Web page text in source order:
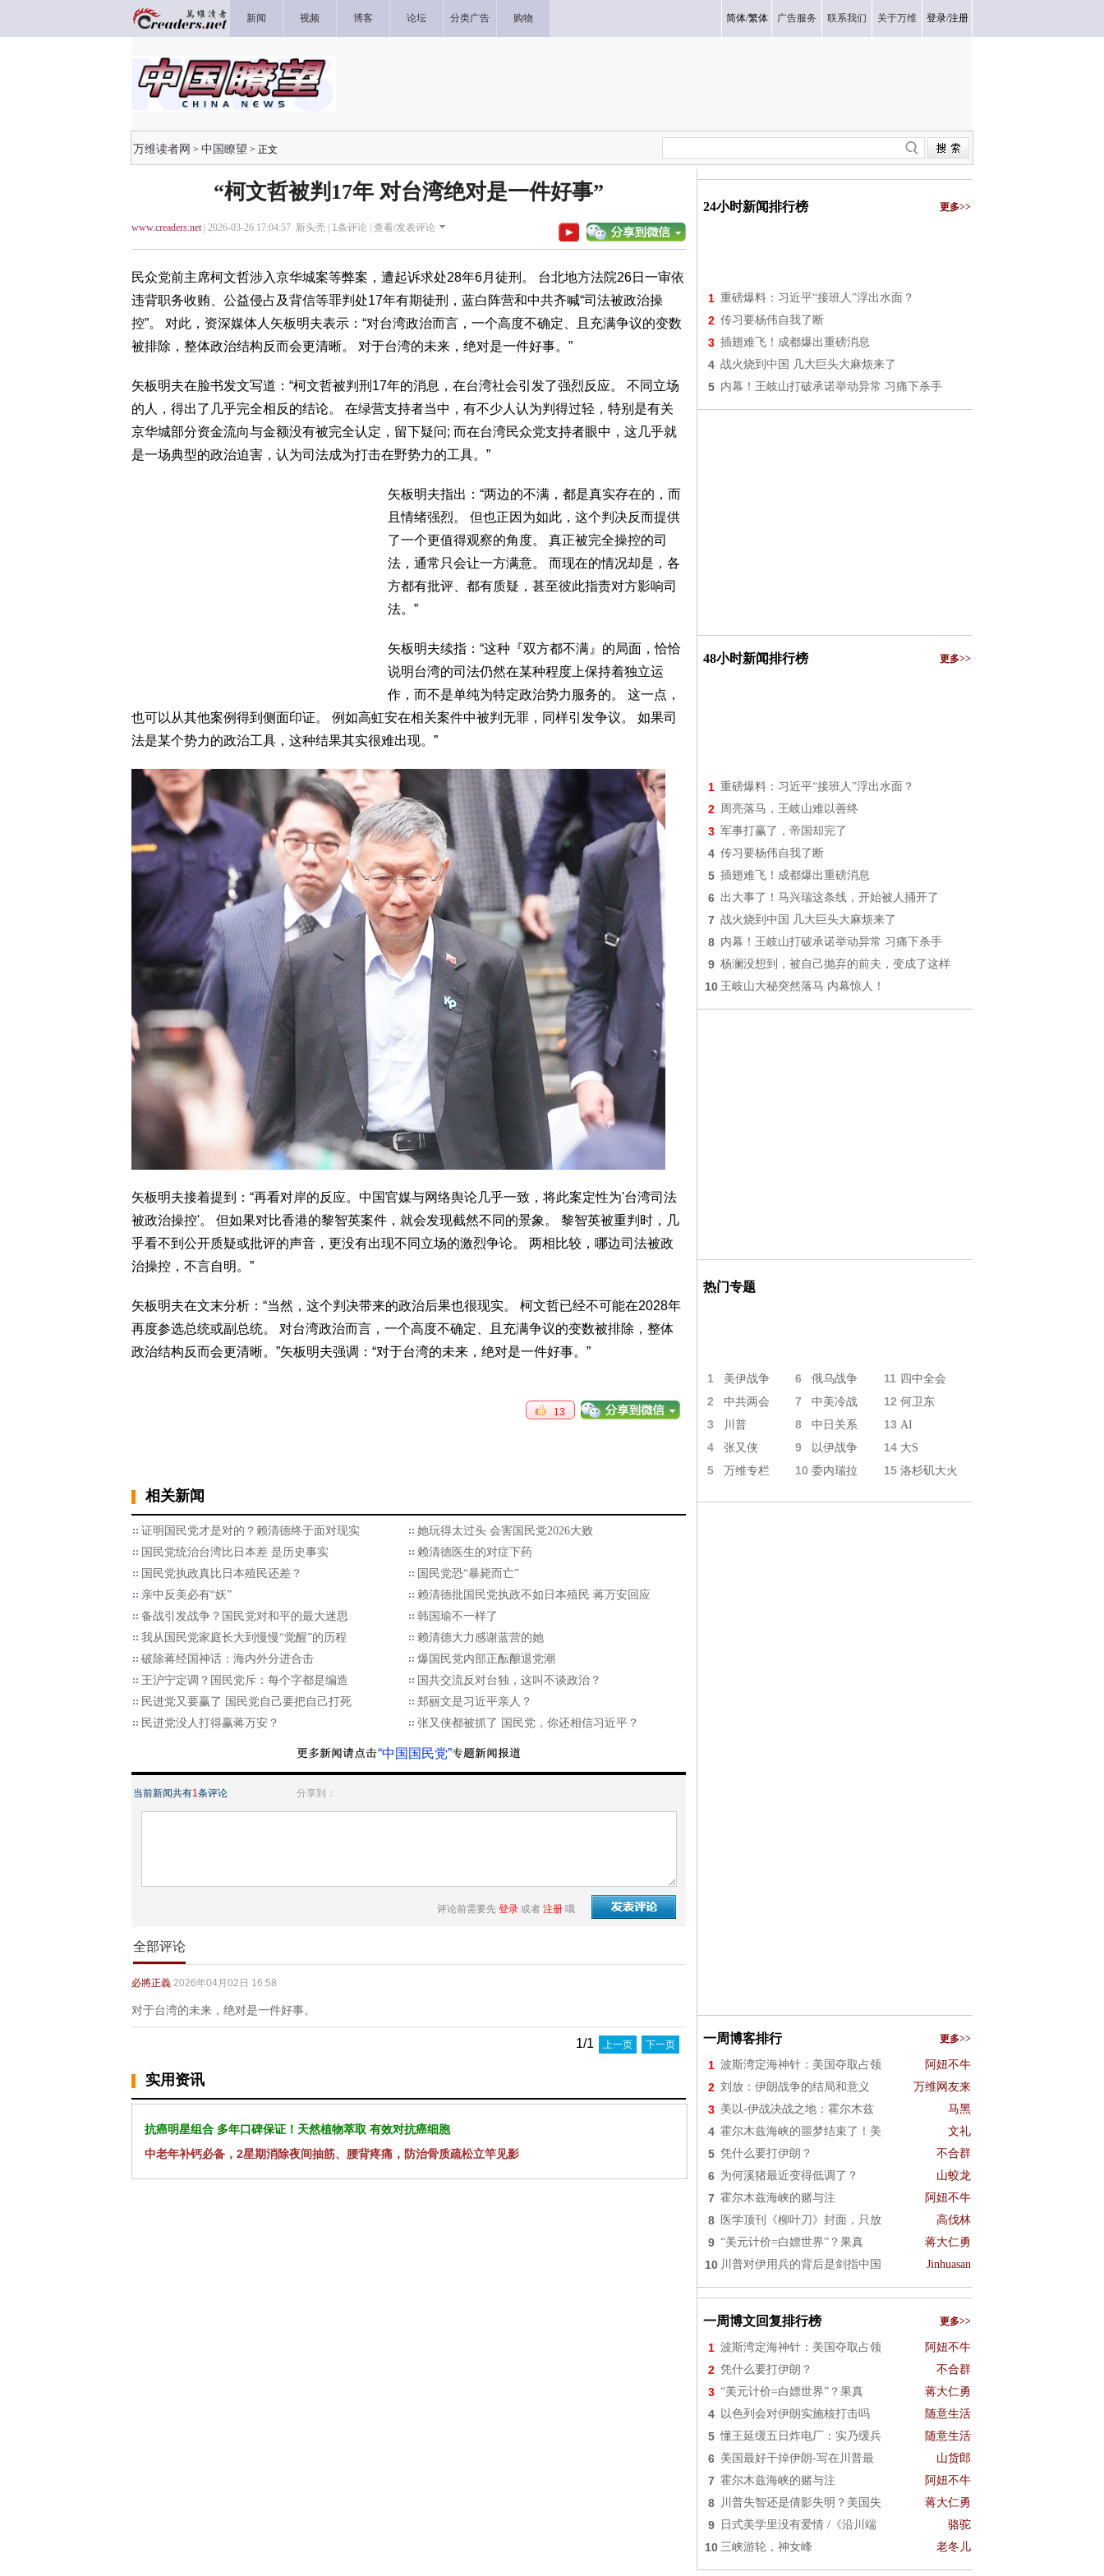
新闻 视频 博客 论坛 分类广告 购物 简体/繁体 广告服务 联系我们 关于万维 登录/注册
万维读者网 > 中国瞭望 > 正文
“柯文哲被判17年 对台湾绝对是一件好事”
www.creaders.net| 2026-03-26 17:04:57 新头壳 | 1条评论 | 查看/发表评论
民众党前主席柯文哲涉入京华城案等弊案，遭起诉求处28年6月徒刑。 台北地方法院26日一审依
违背职务收贿、公益侵占及背信等罪判处17年有期徒刑，蓝白阵营和中共齐喊“司法被政治操
控”。 对此，资深媒体人矢板明夫表示：“对台湾政治而言，一个高度不确定、且充满争议的变数
被排除，整体政治结构反而会更清晰。 对于台湾的未来，绝对是一件好事。”
矢板明夫在脸书发文写道：“柯文哲被判刑17年的消息，在台湾社会引发了强烈反应。 不同立场
的人，得出了几乎完全相反的结论。 在绿营支持者当中，有不少人认为判得过轻，特别是有关
京华城部分资金流向与金额没有被完全认定，留下疑问; 而在台湾民众党支持者眼中，这几乎就
是一场典型的政治迫害，认为司法成为打击在野势力的工具。”
矢板明夫指出：“两边的不满，都是真实存在的，而
且情绪强烈。 但也正因为如此，这个判决反而提供
了一个更值得观察的角度。 真正被完全操控的司
法，通常只会让一方满意。 而现在的情况却是，各
方都有批评、都有质疑，甚至彼此指责对方影响司
法。”
矢板明夫续指：“这种『双方都不满』的局面，恰恰
说明台湾的司法仍然在某种程度上保持着独立运
作，而不是单纯为特定政治势力服务的。 这一点，
也可以从其他案例得到侧面印证。 例如高虹安在相关案件中被判无罪，同样引发争议。 如果司
法是某个势力的政治工具，这种结果其实很难出现。”
矢板明夫接着提到：“再看对岸的反应。中国官媒与网络舆论几乎一致，将此案定性为'台湾司法
被政治操控'。 但如果对比香港的黎智英案件，就会发现截然不同的景象。 黎智英被重判时，几
乎看不到公开质疑或批评的声音，更没有出现不同立场的激烈争论。 两相比较，哪边司法被政
治操控，不言自明。”
矢板明夫在文末分析：“当然，这个判决带来的政治后果也很现实。 柯文哲已经不可能在2028年
再度参选总统或副总统。 对台湾政治而言，一个高度不确定、且充满争议的变数被排除，整体
政治结构反而会更清晰。”矢板明夫强调：“对于台湾的未来，绝对是一件好事。”
13
相关新闻
证明国民党才是对的？赖清德终于面对现实
她玩得太过头 会害国民党2026大败
国民党统治台湾比日本差 是历史事实
赖清德医生的对症下药
国民党执政真比日本殖民还差？
国民党恐“暴毙而亡”
亲中反美必有“妖”
赖清德批国民党执政不如日本殖民 蒋万安回应
备战引发战争？国民党对和平的最大迷思
韩国瑜不一样了
我从国民党家庭长大到慢慢“觉醒”的历程
赖清德大力感谢蓝营的她
破除蒋经国神话：海内外分进合击
爆国民党内部正酝酿退党潮
王沪宁定调？国民党斥：每个字都是编造
国共交流反对台独，这叫不谈政治？
民进党又要赢了 国民党自己要把自己打死
郑丽文是习近平亲人？
民进党没人打得赢蒋万安？
张又侠都被抓了 国民党，你还相信习近平？
“中国国民党”
当前新闻共有1 条评论 分享到：
评论前需要先 登录 或者 注册 哦
全部评论
必將正義 2026年04月02日 16:58
对于台湾的未来，绝对是一件好事。
1/1 上一页 下一页
实用资讯
抗癌明星组合 多年口碑保证！天然植物萃取 有效对抗癌细胞
中老年补钙必备，2星期消除夜间抽筋、腰背疼痛，防治骨质疏松立竿见影
24小时新闻排行榜 更多>>
1 重磅爆料：习近平“接班人”浮出水面？
2 传习要杨伟自我了断
3 插翅难飞！成都爆出重磅消息
4 战火烧到中国 几大巨头大麻烦来了
5 内幕！王岐山打破承诺举动异常 习痛下杀手
48小时新闻排行榜 更多>>
1 重磅爆料：习近平“接班人”浮出水面？
2 周亮落马，王岐山难以善终
3 军事打赢了，帝国却完了
4 传习要杨伟自我了断
5 插翅难飞！成都爆出重磅消息
6 出大事了！马兴瑞这条线，开始被人捅开了
7 战火烧到中国 几大巨头大麻烦来了
8 内幕！王岐山打破承诺举动异常 习痛下杀手
9 杨澜没想到，被自己抛弃的前夫，变成了这样
10 王岐山大秘突然落马 内幕惊人！
热门专题
1 美伊战争 6 俄乌战争 11 四中全会
2 中共两会 7 中美冷战 12 何卫东
3 川普 8 中日关系 13 AI
4 张又侠 9 以伊战争 14 大S
5 万维专栏 10 委内瑞拉 15 洛杉矶大火
一周博客排行 更多>>
1 波斯湾定海神针：美国夺取占领 阿妞不牛
2 刘放：伊朗战争的结局和意义 万维网友来
3 美以-伊战决战之地：霍尔木兹 马黑
4 霍尔木兹海峡的噩梦结束了！美 文礼
5 凭什么要打伊朗？ 不合群
6 为何溪猪最近变得低调了？ 山蛟龙
7 霍尔木兹海峡的赌与注 阿妞不牛
8 医学顶刊《柳叶刀》封面，只放 高伐林
9 “美元计价=白嫖世界”？果真 蒋大仁勇
10 川普对伊用兵的背后是剑指中国 Jinhuasan
一周博文回复排行榜 更多>>
1 波斯湾定海神针：美国夺取占领 阿妞不牛
2 凭什么要打伊朗？ 不合群
3 “美元计价=白嫖世界”？果真 蒋大仁勇
4 以色列会对伊朗实施核打击吗 随意生活
5 懂王延缓五日炸电厂：实乃缓兵 随意生活
6 美国最好干掉伊朗-写在川普最 山货郎
7 霍尔木兹海峡的赌与注 阿妞不牛
8 川普失智还是倩影失明？美国失 蒋大仁勇
9 日式美学里没有爱情 /《沿川端 骆驼
10 三峡游轮，神女峰 老冬儿